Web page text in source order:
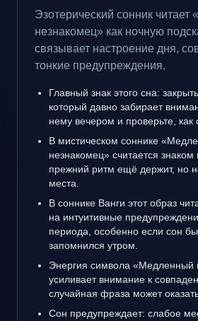
Эзотерический сонник
незнакомец» как ночную
связывает настроение дня,
тонкие предупреждения.
Главный знак этого сна:
который давно забирает
нему вечером и проверьте, как
В мистическом соннике
незнакомец» считается знаком
прежний ритм ещё держит, но
места.
В соннике Ванги этот образ
на интуитивные
периода, особенно если сон
запомнился утром.
Энергия символа «Медленный
усиливает внимание к
случайная фраза может
Сон предупреждает: слабое